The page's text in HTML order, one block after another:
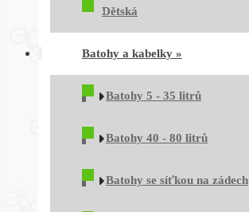
Dětská
Batohy a kabelky »
Batohy 5 - 35 litrů
Batohy 40 - 80 litrů
Batohy se síťkou na zádech